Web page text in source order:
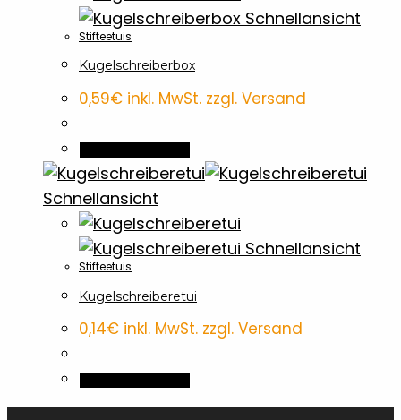
Schnellansicht
Stifteetuis
Kugelschreiberbox
0,59€ inkl. MwSt. zzgl. Versand
Schnellansicht
Schnellansicht
Stifteetuis
Kugelschreiberetui
0,14€ inkl. MwSt. zzgl. Versand